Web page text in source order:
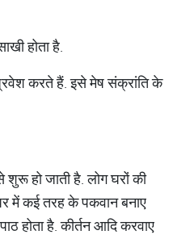
होता है.
करते हैं. इसे मेष संक्रांति के
शुरू हो जाती है. लोग घरों की
में कई तरह के पकवान बनाए
होता है. कीर्तन आदि करवाए